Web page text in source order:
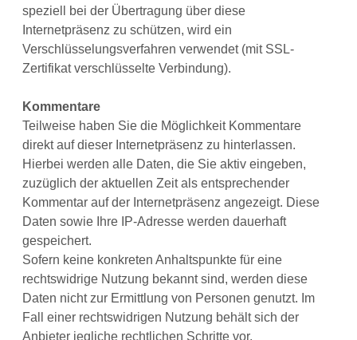
speziell bei der Übertragung über diese
Internetpräsenz zu schützen, wird ein
Verschlüsselungsverfahren verwendet (mit SSL-
Zertifikat verschlüsselte Verbindung).
Kommentare
Teilweise haben Sie die Möglichkeit Kommentare
direkt auf dieser Internetpräsenz zu hinterlassen.
Hierbei werden alle Daten, die Sie aktiv eingeben,
zuzüglich der aktuellen Zeit als entsprechender
Kommentar auf der Internetpräsenz angezeigt. Diese
Daten sowie Ihre IP-Adresse werden dauerhaft
gespeichert.
Sofern keine konkreten Anhaltspunkte für eine
rechtswidrige Nutzung bekannt sind, werden diese
Daten nicht zur Ermittlung von Personen genutzt. Im
Fall einer rechtswidrigen Nutzung behält sich der
Anbieter jegliche rechtlichen Schritte vor.